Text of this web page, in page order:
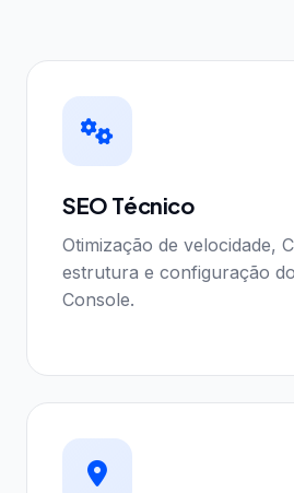
SEO Técnico
Otimização de velocidade,
estrutura e configuração
Console.